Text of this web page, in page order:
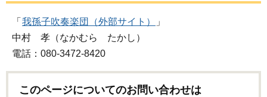
「 我孫子吹奏楽団（外部サイト）
」
中村 孝（なかむら たかし）
電話：080-3472-8420
このページについてのお問い合わせは